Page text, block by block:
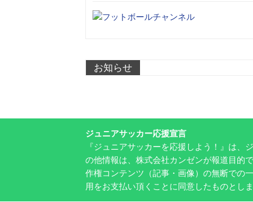
お知らせ
ジュニアサッカー応援宣言
『ジュニアサッカーを応援しよう！』は
の他情報は、株式会社カンゼンが報道目的
作権コンテンツ（記事・画像）の無断での
用をお支払い頂くことに同意したものとしま